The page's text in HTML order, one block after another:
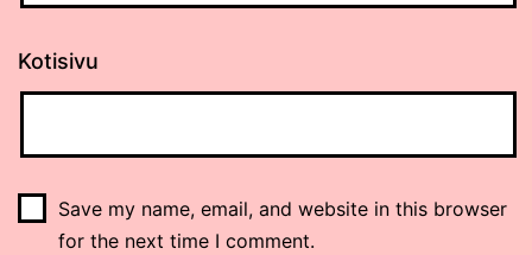
Kotisivu
Save my name, email, and website in this browser
for the next time I comment.